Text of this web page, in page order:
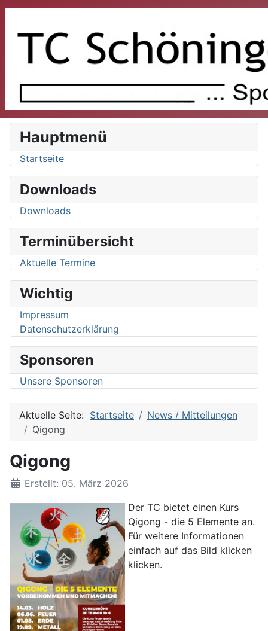
Hauptmenü
Startseite
Downloads
Downloads
Terminübersicht
Aktuelle Termine
Wichtig
Impressum
Datenschutzerklärung
Sponsoren
Unsere Sponsoren
Aktuelle Seite: Startseite
News / Mitteilungen
Qigong
Qigong
DetailsErstellt: 05. März 2026
Der TC bietet einen Kurs
Qigong - die 5 Elemente an.
Für weitere Informationen
einfach auf das Bild klicken
klicken.